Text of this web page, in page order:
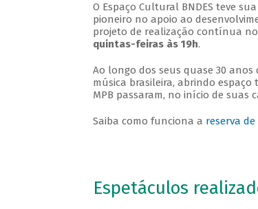
O Espaço Cultural BNDES teve
pioneiro no apoio ao
projeto de realização contínua
quintas-feiras às 19h.
Ao longo dos seus quase 30 anos
música brasileira, abrindo
MPB passaram, no início de suas
Saiba como funciona a reserva
Espetáculos